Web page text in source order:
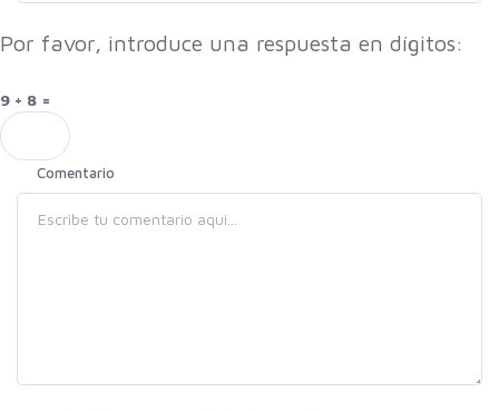
Por favor, introduce una respuesta en dígitos:
9 + 8 =
Comentario